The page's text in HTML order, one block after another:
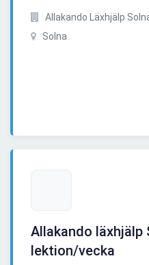
Allakando Läxhjälp
Solna
Allakando läxhjälp
lektion/vecka